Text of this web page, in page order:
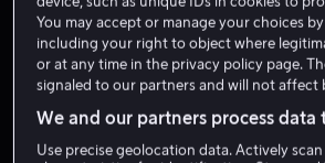
Dolittle
5.6 Komedie Familiefilm
6 år
You may accept or manage your choices
including your right to object where
or at any time in the privacy policy page.
signaled to our partners and will not affect
We and our partners process data
Use precise geolocation data. Actively